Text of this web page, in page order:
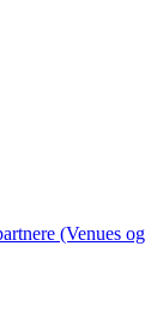
(Venues og